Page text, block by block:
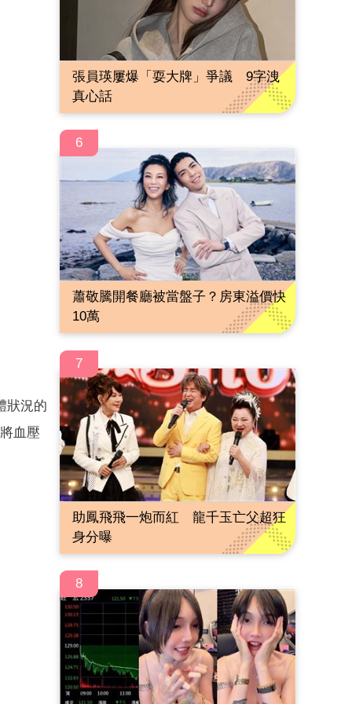
狀況的
血壓
張員瑛屢爆「耍大牌」爭議 9字洩
真心話
6
蕭敬騰開餐廳被當盤子？房東溢價快
10萬
7
助鳳飛飛一炮而紅 龍千玉亡父超狂
身分曝
8